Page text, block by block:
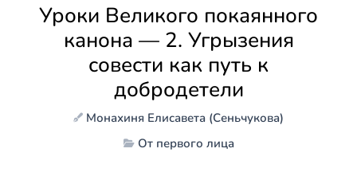
Уроки Великого покаянного
канона — 2. Угрызения
совести как путь к
добродетели
Монахиня Елисавета (Сеньчукова)
От первого лица